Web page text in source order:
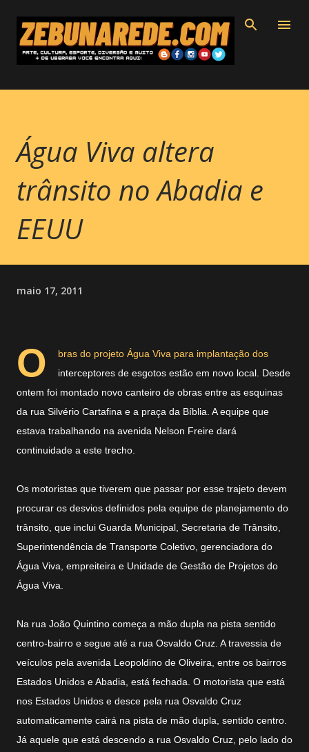
Pular para o conteúdo principal
Água Viva altera
trânsito no Abadia e
EEUU
maio 17, 2011
O
bras do projeto Água Viva para implantação dos
interceptores de esgotos estão em novo local. Desde
ontem foi montado novo canteiro de obras entre as esquinas
da rua Silvério Cartafina e a praça da Bíblia. A equipe que
estava trabalhando na avenida Nelson Freire dará
continuidade a este trecho.
Os motoristas que tiverem que passar por esse trajeto devem
procurar os desvios definidos pela equipe de planejamento do
trânsito, que inclui Guarda Municipal, Secretaria de Trânsito,
Superintendência de Transporte Coletivo, gerenciadora do
Água Viva, empreiteira e Unidade de Gestão de Projetos do
Água Viva.
Na rua João Quintino começa a mão dupla na pista sentido
centro-bairro e segue até a rua Osvaldo Cruz. A travessia de
veículos pela avenida Leopoldino de Oliveira, entre os bairros
Estados Unidos e Abadia, está fechada. O motorista que está
nos Estados Unidos e desce pela rua Osvaldo Cruz
automaticamente cairá na pista de mão dupla, sentido centro.
Já aquele que está descendo a rua Osvaldo Cruz, pelo lado do